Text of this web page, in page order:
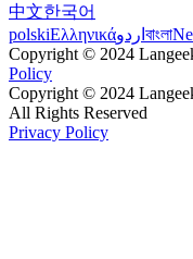
中文한국어
polskiΕλληνικάاردو বাংলা
Copyright © 2024
Policy
Copyright © 2024
All Rights Reserved
Privacy Policy